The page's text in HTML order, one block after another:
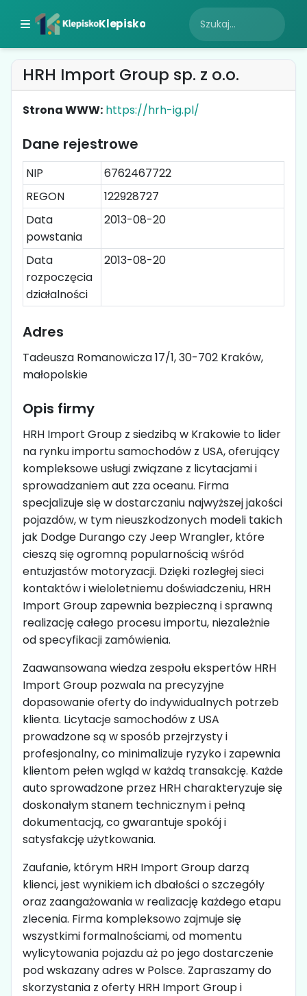
Klepisko
HRH Import Group sp. z o.o.
Strona WWW: https://hrh-ig.pl/
Dane rejestrowe
NIP
6762467722
REGON
122928727
Data
powstania
2013-08-20
Data
rozpoczęcia
działalności
2013-08-20
Adres
Tadeusza Romanowicza 17/1, 30-702 Kraków,
małopolskie
Opis firmy
HRH Import Group z siedzibą w Krakowie to lider
na rynku importu samochodów z USA, oferujący
kompleksowe usługi związane z licytacjami i
sprowadzaniem aut zza oceanu. Firma
specjalizuje się w dostarczaniu najwyższej jakości
pojazdów, w tym nieuszkodzonych modeli takich
jak Dodge Durango czy Jeep Wrangler, które
cieszą się ogromną popularnością wśród
entuzjastów motoryzacji. Dzięki rozległej sieci
kontaktów i wieloletniemu doświadczeniu, HRH
Import Group zapewnia bezpieczną i sprawną
realizację całego procesu importu, niezależnie
od specyfikacji zamówienia.
Zaawansowana wiedza zespołu ekspertów HRH
Import Group pozwala na precyzyjne
dopasowanie oferty do indywidualnych potrzeb
klienta. Licytacje samochodów z USA
prowadzone są w sposób przejrzysty i
profesjonalny, co minimalizuje ryzyko i zapewnia
klientom pełen wgląd w każdą transakcję. Każde
auto sprowadzone przez HRH charakteryzuje się
doskonałym stanem technicznym i pełną
dokumentacją, co gwarantuje spokój i
satysfakcję użytkowania.
Zaufanie, którym HRH Import Group darzą
klienci, jest wynikiem ich dbałości o szczegóły
oraz zaangażowania w realizację każdego etapu
zlecenia. Firma kompleksowo zajmuje się
wszystkimi formalnościami, od momentu
wylicytowania pojazdu aż po jego dostarczenie
pod wskazany adres w Polsce. Zapraszamy do
skorzystania z oferty HRH Import Group i